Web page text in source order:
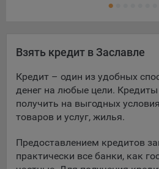
Взять кредит в Заславле
Кредит – один из удобных
денег на любые цели.
получить на выгодных
товаров и услуг, жилья.
Предоставлением кредитов
практически все банки, как